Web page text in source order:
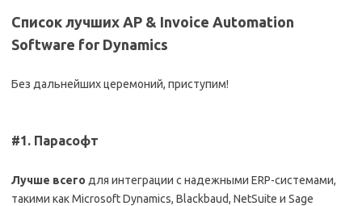
Список лучших AP & Invoice Automation
Software for Dynamics
Без дальнейших церемоний, приступим!
#1. Парасофт
Лучше всего для интеграции с надежными ERP-системами,
такими как Microsoft Dynamics, Blackbaud, NetSuite и Sage